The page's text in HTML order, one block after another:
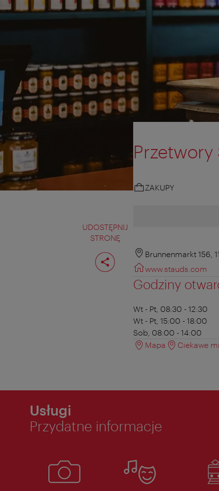
UDOSTĘPNIJ
STRONĘ
Podziel
stronę
Przetwory
ZAKUPY
Brunnenmarkt 156,
www.stauds.com
Godziny
Wt - Pt, 08:30 - 12:30
Wt - Pt, 15:00 - 18:00
Sob, 08:00 - 14:00
Mapa
Ciekawe
Usługi
Przydatne informacje